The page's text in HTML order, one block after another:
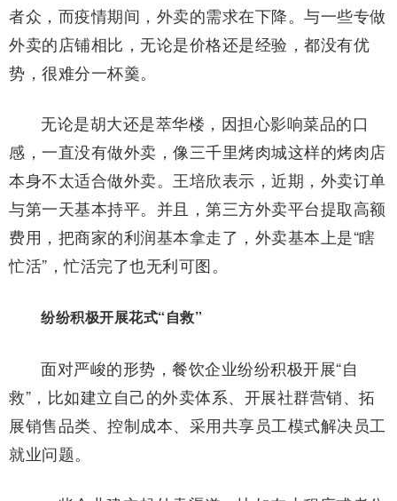
者众，而疫情期间，外卖的需求在下降。与一些专做
外卖的店铺相比，无论是价格还是经验，都没有优
势，很难分一杯羹。
无论是胡大还是萃华楼，因担心影响菜品的口
感，一直没有做外卖，像三千里烤肉城这样的烤肉店
本身不太适合做外卖。王培欣表示，近期，外卖订单
与第一天基本持平。并且，第三方外卖平台提取高额
费用，把商家的利润基本拿走了，外卖基本上是“瞎
忙活”，忙活完了也无利可图。
纷纷积极开展花式“自救”
面对严峻的形势，餐饮企业纷纷积极开展“自
救”，比如建立自己的外卖体系、开展社群营销、拓
展销售品类、控制成本、采用共享员工模式解决员工
就业问题。